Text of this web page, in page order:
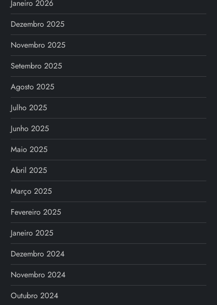
Janeiro 2026
Dezembro 2025
Novembro 2025
Setembro 2025
Agosto 2025
Julho 2025
Junho 2025
Maio 2025
Abril 2025
Março 2025
Fevereiro 2025
Janeiro 2025
Dezembro 2024
Novembro 2024
Outubro 2024